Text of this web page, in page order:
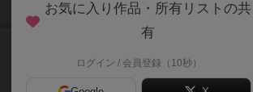
お気に入り作品・所有リストの共
有
ログイン / 会員登録（10秒）